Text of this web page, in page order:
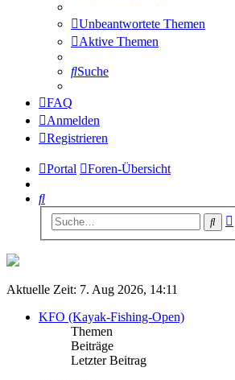
Unbeantwortete Themen
Aktive Themen
Suche
FAQ
Anmelden
Registrieren
Portal Foren-Übersicht
Suche
Aktuelle Zeit: 7. Aug 2026, 14:11
KFO (Kayak-Fishing-Open)
Themen
Beiträge
Letzter Beitrag